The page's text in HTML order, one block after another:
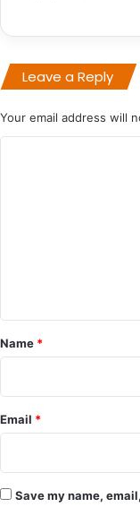
Leave a Reply
Your email address will
*
Name *
Email *
Save my name,